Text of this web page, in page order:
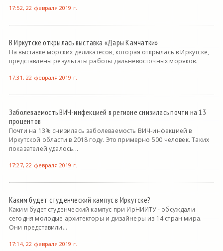
17:52, 22 февраля 2019 г.
В Иркутске открылась выставка «Дары Камчатки»
На выставке морских деликатесов, которая открылась в Иркутске,
представлены результаты работы дальневосточных моряков.
17:31, 22 февраля 2019 г.
Заболеваемость ВИЧ-инфекцией в регионе снизилась почти на 13
процентов
Почти на 13% снизилась заболеваемость ВИЧ-инфекцией в
Иркутской области в 2018 году. Это примерно 500 человек. Таких
показателей удалось...
17:27, 22 февраля 2019 г.
Каким будет студенческий кампус в Иркутске?
Каким будет студенческий кампус при ИрНИИТУ - обсуждали
сегодня молодые архитекторы и дизайнеры из 14 стран мира.
Они представили...
17:14, 22 февраля 2019 г.